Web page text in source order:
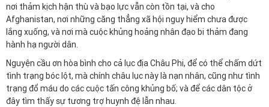
nơi thảm kịch hận thù và bạo lực vẫn còn tồn tại, và cho
Afghanistan, nơi những căng thẳng xã hội nguy hiểm chưa được
lắng xuống, và nơi mà cuộc khủng hoảng nhân đạo bi thảm đang
hành hạ người dân.
Nguyện cầu ơn hòa bình cho cả lục địa Châu Phi, để có thể chấm dứt
tình trạng bóc lột, mà chính châu lục này là nạn nhân, cũng như tình
trạng đổ máu do các cuộc tấn công khủng bố; và để các dân tộc ở
đây tìm thấy sự tương trợ huynh đệ lẫn nhau.